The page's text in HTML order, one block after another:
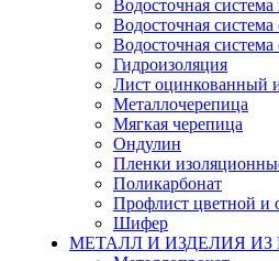
Водосточная
Водосточная
Водосточная
Гидроизоляция
Лист оцинкованный
Металлочерепица
Мягкая черепица
Ондулин
Пленки
Поликарбонат
Профлист цветной и
Шифер
МЕТАЛЛ И ИЗДЕЛИЯ ИЗ